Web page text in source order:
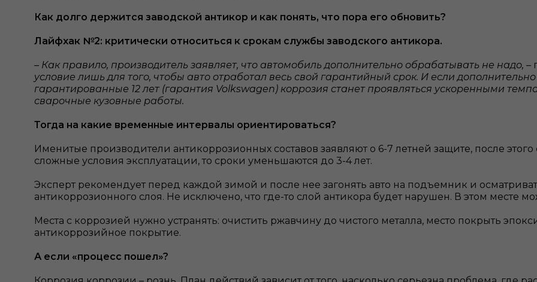
Как долго держится заводской антикор и как понять, что пора его обновить?
Лайфхак №2: критически относиться к срокам службы заводского антикора.
– Как правило, производитель заявляет, что автомобиль дополнительно обрабатывать не надо, –
условие лишь для того, чтобы авто отработал весь свой гарантийный срок. И если
гарантированные 12 лет (гарантия Volkswagen) коррозия станет проявляться ускоренными
сварочные кузовные работы.
Тогда на какие временные интервалы ориентироваться?
Именитые производители антикоррозионных составов заявляют о 6-7 летней защите, после
сложные условия эксплуатации, то сроки уменьшаются до 3-4 лет.
Эксперт рекомендует перед каждой зимой и после нее загонять авто на подъемник и
антикоррозионного слоя. Не исключено, что где-то слой антикора будет нарушен. В этом месте
Места с коррозией нужно устранять: очистить ржавчину до чистого металла, место покрыть
антикоррозийное покрытие.
А если «процесс пошел»?